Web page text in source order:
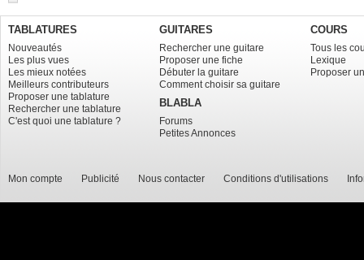
TABLATURES
Nouveautés
Les plus vues
Les mieux notées
Meilleurs contributeurs
Proposer une tablature
Rechercher une tablature
C'est quoi une tablature ?
GUITARES
Rechercher une guitare
Proposer une fiche
Débuter la guitare
Comment choisir sa guitare
BLABLA
Forums
Petites Annonces
COURS
Tous les
Lexique
Proposer
Mon compte Publicité Nous contacter Conditions d'utilisations